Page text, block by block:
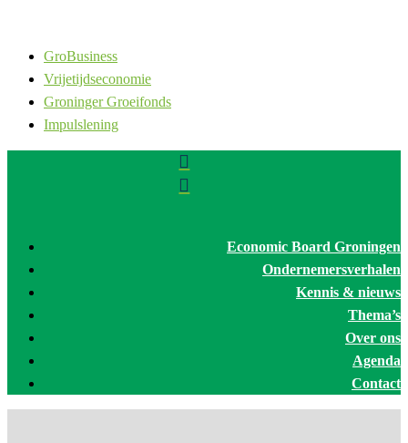
GroBusiness
Vrijetijdseconomie
Groninger Groeifonds
Impulslening


Economic Board Groningen
Ondernemersverhalen
Kennis & nieuws
Thema’s
Over ons
Agenda
Contact